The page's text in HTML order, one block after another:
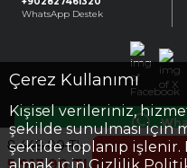
Çerez Kullanımı
Kişisel verileriniz,
şekilde sunulması için
şekilde toplanıp
8.448,00TL
5.913,90TL
WhatsApp Destek
X